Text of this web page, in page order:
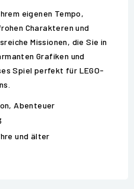
eigenen Tempo,
Charakteren und
Missionen, die Sie in
Grafiken und
Spiel perfekt für LEGO-
Abenteuer
und älter